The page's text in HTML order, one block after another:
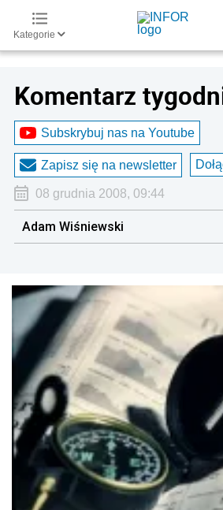
Kategorie
Komentarz
Subskrybuj nas na Youtube
Zapisz się na newsletter
08 grudnia 2008, 09:44
Adam Wiśniewski